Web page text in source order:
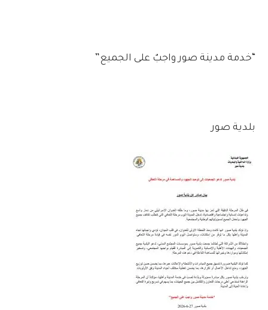
“خدمة مدينة صور واجبٌ على الجميع”
بلدية صور